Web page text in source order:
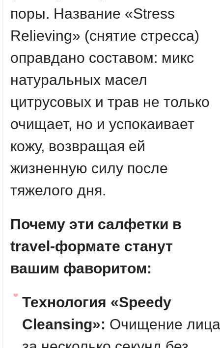
поры. Название «Stress
Relieving» (снятие стресса)
оправдано составом: микс
натуральных масел
цитрусовых и трав не только
очищает, но и успокаивает
кожу, возвращая ей
жизненную силу после
тяжелого дня.
Почему эти салфетки в
travel-формате станут
вашим фаворитом:
Технология «Speedy
Cleansing»: Очищение лица